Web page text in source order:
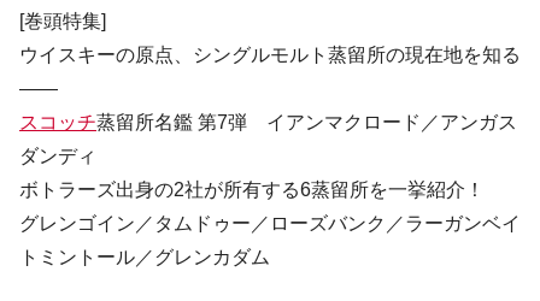
[巻頭特集]
ウイスキーの原点、シングルモルト蒸留所の現在地を知る
――
スコッチ蒸留所名鑑 第7弾 イアンマクロード／アンガス
ダンディ
ボトラーズ出身の2社が所有する6蒸留所を一挙紹介！
グレンゴイン／タムドゥー／ローズバンク／ラーガンベイ
トミントール／グレンカダム